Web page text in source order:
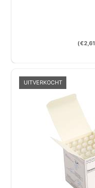
(€2,61
UITVERKOCHT